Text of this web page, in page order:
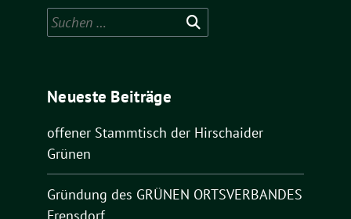
Suchen
nach:
Neueste Beiträge
offener Stammtisch der Hirschaider
Grünen
Gründung des GRÜNEN ORTSVERBANDES